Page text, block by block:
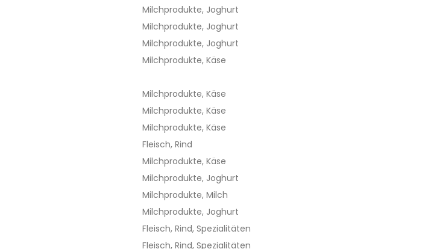
Milchprodukte, Joghurt
Milchprodukte, Joghurt
Milchprodukte, Joghurt
Milchprodukte, Käse
Milchprodukte, Käse
Milchprodukte, Käse
Milchprodukte, Käse
Fleisch, Rind
Milchprodukte, Käse
Milchprodukte, Joghurt
Milchprodukte, Milch
Milchprodukte, Joghurt
Fleisch, Rind, Spezialitäten
Fleisch, Rind, Spezialitäten